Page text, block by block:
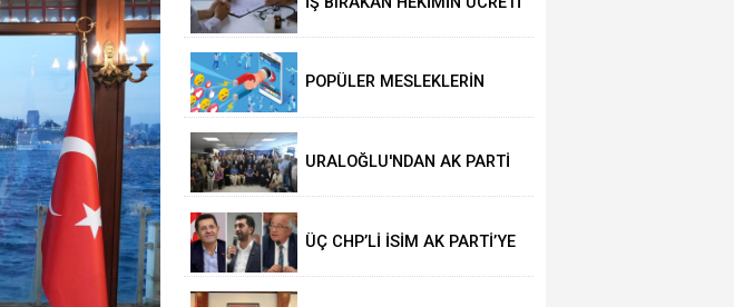
POPÜLER MESLEKLERİN
URALOĞLU'NDAN AK PARTİ
ÜÇ CHP’Lİ İSİM AK PARTİ’YE